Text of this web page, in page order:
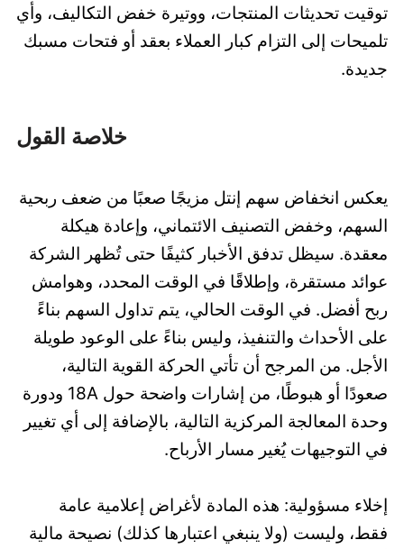
توقيت تحديثات المنتجات، ووتيرة خفض التكاليف، وأي
تلميحات إلى التزام كبار العملاء بعقد أو فتحات مسبك
جديدة.
خلاصة القول
يعكس انخفاض سهم إنتل مزيجًا صعبًا من ضعف ربحية
السهم، وخفض التصنيف الائتماني، وإعادة هيكلة
معقدة. سيظل تدفق الأخبار كثيفًا حتى تُظهر الشركة
عوائد مستقرة، وإطلاقًا في الوقت المحدد، وهوامش
ربح أفضل. في الوقت الحالي، يتم تداول السهم بناءً
على الأحداث والتنفيذ، وليس بناءً على الوعود طويلة
الأجل. من المرجح أن تأتي الحركة القوية التالية،
صعودًا أو هبوطًا، من إشارات واضحة حول 18A ودورة
وحدة المعالجة المركزية التالية، بالإضافة إلى أي تغيير
في التوجيهات يُغير مسار الأرباح.
إخلاء مسؤولية: هذه المادة لأغراض إعلامية عامة
فقط، وليست (ولا ينبغي اعتبارها كذلك) نصيحة مالية